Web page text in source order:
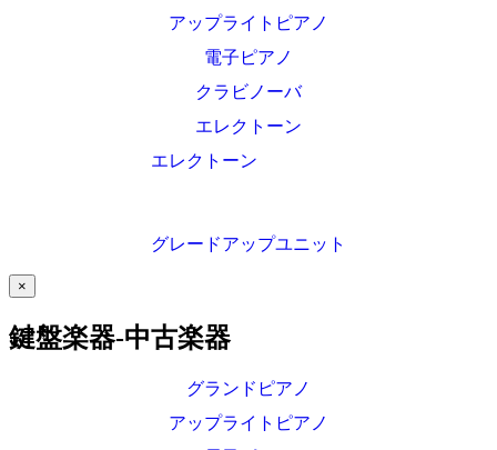
アップライトピアノ
電子ピアノ
クラビノーバ
エレクトーン
エレクトーン
グレードアップユニット
×
鍵盤楽器-中古楽器
グランドピアノ
アップライトピアノ